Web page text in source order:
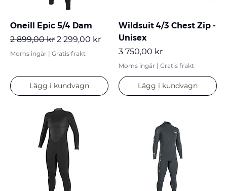
Oneill Epic 5/4 Dam
Ordinarie pris
2 899,00 kr Reapris
2 299,00 kr
Moms ingår | Gratis frakt
Lägg i kundvagn
Wildsuit 4/3 Chest Zip -
Unisex
Pris
3 750,00 kr
Moms ingår | Gratis frakt
Lägg i kundvagn